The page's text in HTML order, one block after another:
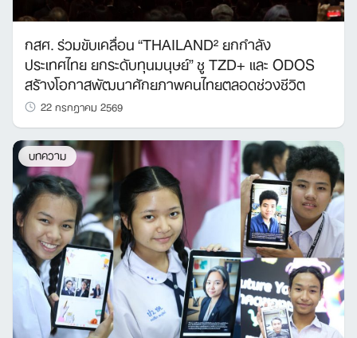
กสศ. ร่วมขับเคลื่อน “THAILAND² ยกกำลัง
ประเทศไทย ยกระดับทุนมนุษย์” ชู TZD+ และ ODOS
สร้างโอกาสพัฒนาศักยภาพคนไทยตลอดช่วงชีวิต
22 กรกฎาคม 2569
บทความ